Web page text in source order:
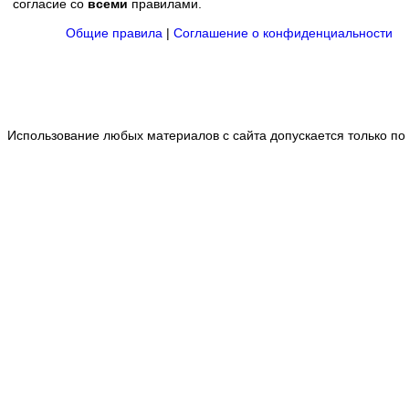
согласие со всеми правилами.
Общие правила | Соглашение о конфиденциальности
Использование любых материалов с сайта допускается только